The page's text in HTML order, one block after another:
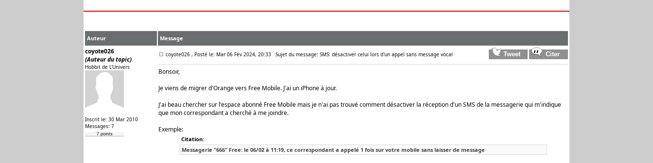
Auteur Message
coyote026
(Auteur du topic)
Hobbit de L'Univers
Inscrit le: 30 Mar 2010
Messages: 7
7 points
coyote026 , Posté le: Mar 06 Fév 2024, 20:33 Sujet du message: SMS: désactiver celui lors d'un appel sans message vocal
Bonsoir,
Je viens de migrer d'Orange vers Free Mobile. J'ai un iPhone à jour.
J'ai beau chercher sur l'espace abonné Free Mobile mais je n'ai pas trouvé comment désactiver la réception d'un SMS de la messagerie qui m'indique
que mon correspondant a cherché à me joindre.
Exemple:
Citation:
Messagerie "666" Free: le 06/02 à 11:19, ce correspondant a appelé 1 fois sur votre mobile sans laisser de message